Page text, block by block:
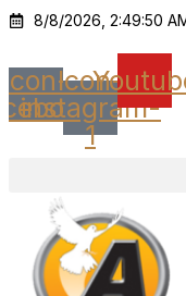
Ir
o
conteúdo
8/8/2026, 2:49:50
Icon-Icon-
instagram-
1